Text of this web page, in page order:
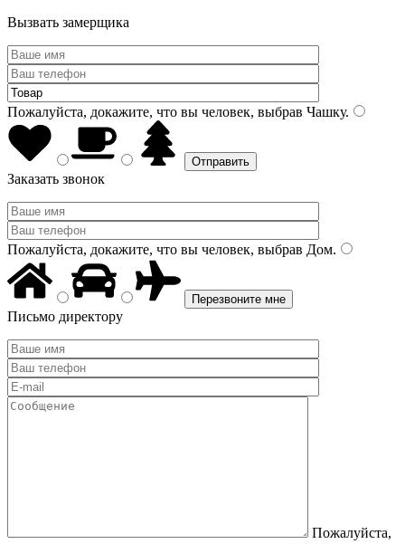
Вызвать замерщика
Пожалуйста, докажите, что вы человек, выбрав Чашку.
Заказать звонок
Пожалуйста, докажите, что вы человек, выбрав Дом.
Письмо директору
Пожалуйста,